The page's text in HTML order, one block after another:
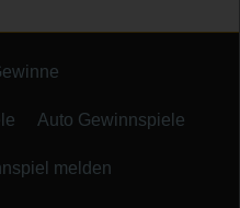
Auto Gewinnspiele
melden